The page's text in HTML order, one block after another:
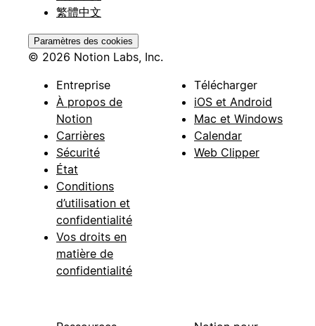
繁體中文
Paramètres des cookies
© 2026 Notion Labs, Inc.
Entreprise
À propos de
Notion
Carrières
Sécurité
État
Conditions
d’utilisation et
confidentialité
Vos droits en
matière de
confidentialité
Télécharger
iOS et Android
Mac et Windows
Calendar
Web Clipper